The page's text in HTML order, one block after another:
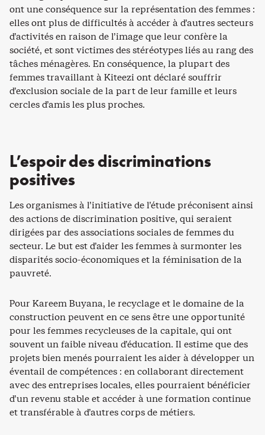
ont une conséquence sur la représentation des femmes :
elles ont plus de difficultés à accéder à d’autres secteurs
d’activités en raison de l’image que leur confère la
société, et sont victimes des stéréotypes liés au rang des
tâches ménagères. En conséquence, la plupart des
femmes travaillant à Kiteezi ont déclaré souffrir
d’exclusion sociale de la part de leur famille et leurs
cercles d’amis les plus proches.
L’espoir des discriminations
positives
Les organismes à l’initiative de l’étude préconisent ainsi
des actions de discrimination positive, qui seraient
dirigées par des associations sociales de femmes du
secteur. Le but est d’aider les femmes à surmonter les
disparités socio-économiques et la féminisation de la
pauvreté.
Pour Kareem Buyana, le recyclage et le domaine de la
construction peuvent en ce sens être une opportunité
pour les femmes recycleuses de la capitale, qui ont
souvent un faible niveau d’éducation. Il estime que des
projets bien menés pourraient les aider à développer un
éventail de compétences : en collaborant directement
avec des entreprises locales, elles pourraient bénéficier
d’un revenu stable et accéder à une formation continue
et transférable à d’autres corps de métiers.